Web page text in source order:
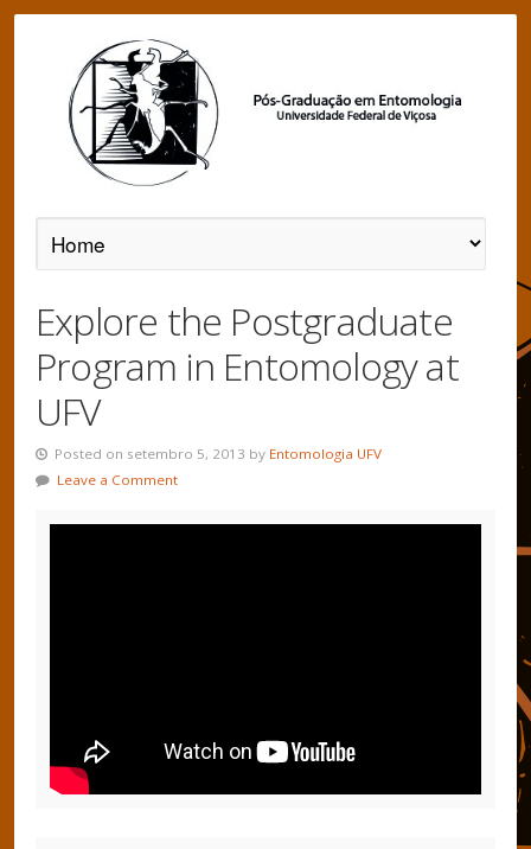
Explore the Postgraduate
Program in Entomology at
UFV
Posted on setembro 5, 2013 by Entomologia UFV
Leave a Comment